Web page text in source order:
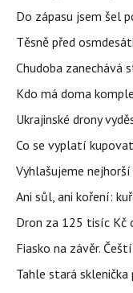
Do zápasu jsem šel
Těsně před
Chudoba
Kdo má doma
Ukrajinské drony
Co se vyplatí
Vyhlašujeme
Ani sůl, ani koření:
Dron za 125 tisíc Kč
Fiasko na závěr.
Tahle stará